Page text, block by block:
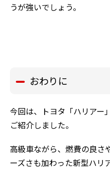
うが強いでしょう。
おわりに
今回は、トヨタ「ハリアー
ご紹介しました。
高級車ながら、燃費の良さ
ーズさも加わった新型ハリ